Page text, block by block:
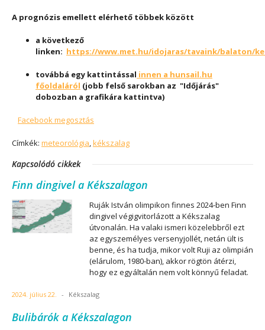
A prognózis emellett elérhető többek között
a következő
linken: https://www.met.hu/idojaras/tavaink/balaton/
továbbá egy kattintással innen a hunsail.hu
főoldaláról (jobb felső sarokban az "Időjárás"
dobozban a grafikára kattintva)
Facebook megosztás
Címkék: meteorológia,kékszalag
Kapcsolódó cikkek
Finn dingivel a Kékszalagon
Ruják István olimpikon finnes 2024-ben Finn
dingivel végigvitorlázott a Kékszalag
útvonalán. Ha valaki ismeri közelebbről ezt
az egyszemélyes versenyjollét, netán ült is
benne, és ha tudja, mikor volt Ruji az olimpián
(elárulom, 1980-ban), akkor rögtön átérzi,
hogy ez egyáltalán nem volt könnyű feladat.
2024. július 22. - Kékszalag
Bulibárók a Kékszalagon